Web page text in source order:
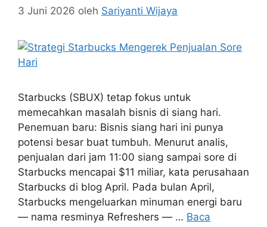
3 Juni 2026 oleh Sariyanti Wijaya
Starbucks (SBUX) tetap fokus untuk
memecahkan masalah bisnis di siang hari.
Penemuan baru: Bisnis siang hari ini punya
potensi besar buat tumbuh. Menurut analis,
penjualan dari jam 11:00 siang sampai sore di
Starbucks mencapai $11 miliar, kata perusahaan
Starbucks di blog April. Pada bulan April,
Starbucks mengeluarkan minuman energi baru
— nama resminya Refreshers — … Baca